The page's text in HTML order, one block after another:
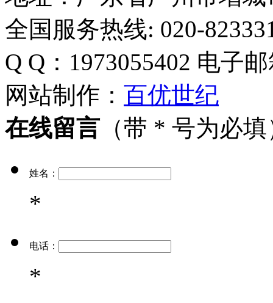
全国服务热线: 020-
Q Q：1973055402 电子
网站制作： 百优世纪
在线留言（带 * 号为必填
姓名：
*
电话：
*